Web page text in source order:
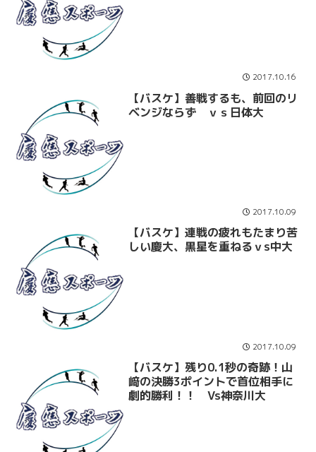
2017.10.16
【バスケ】善戦するも、前回のリ
ベンジならず ｖｓ日体大
2017.10.09
【バスケ】連戦の疲れもたまり苦
しい慶大、黒星を重ねるｖs中大
2017.10.09
【バスケ】残り0.1秒の奇跡！山
﨑の決勝3ポイントで首位相手に
劇的勝利！！ Vs神奈川大